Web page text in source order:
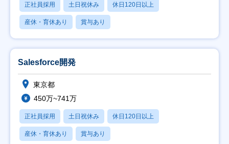
正社員採用 土日祝休み 休日120日以上
産休・育休あり 賞与あり
Salesforce開発
東京都
450万~741万
正社員採用 土日祝休み 休日120日以上
産休・育休あり 賞与あり